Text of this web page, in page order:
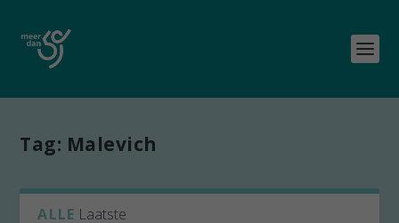
Tag: Malevich
ALLE Laatste